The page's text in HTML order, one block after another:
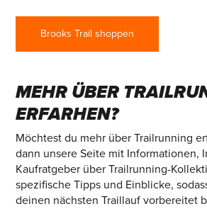
Brooks Trail shoppen
MEHR ÜBER
ERFARHEN?
Möchtest du mehr über Trailrunning
dann unsere Seite mit Informationen,
Kaufratgeber über Trailrunning-
spezifische Tipps und Einblicke,
deinen nächsten Traillauf vorbereitet